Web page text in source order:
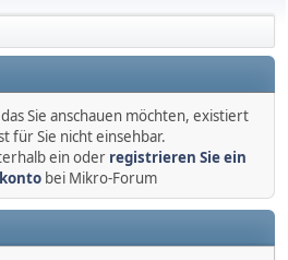
Sie anschauen möchten, existiert
für Sie nicht einsehbar.
ein oder registrieren Sie ein
bei Mikro-Forum